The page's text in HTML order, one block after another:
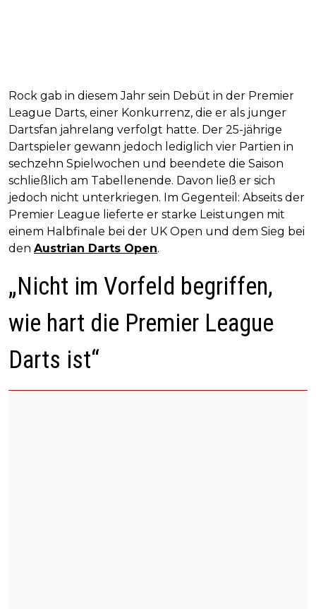
Rock gab in diesem Jahr sein Debüt in der Premier
League Darts, einer Konkurrenz, die er als junger
Dartsfan jahrelang verfolgt hatte. Der 25-jährige
Dartspieler gewann jedoch lediglich vier Partien in
sechzehn Spielwochen und beendete die Saison
schließlich am Tabellenende. Davon ließ er sich
jedoch nicht unterkriegen. Im Gegenteil: Abseits der
Premier League lieferte er starke Leistungen mit
einem Halbfinale bei der UK Open und dem Sieg bei
den Austrian Darts Open.
„Nicht im Vorfeld begriffen,
wie hart die Premier League
Darts ist“